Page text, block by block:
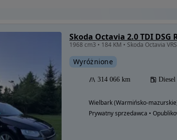
Skoda Octavia 2.0 TDI DSG
1968 cm3 • 184 KM • Skoda Octavia
Wyróżnione
314 066 km Diesel
Wielbark (Warmińsko-
Prywatny sprzedawca •